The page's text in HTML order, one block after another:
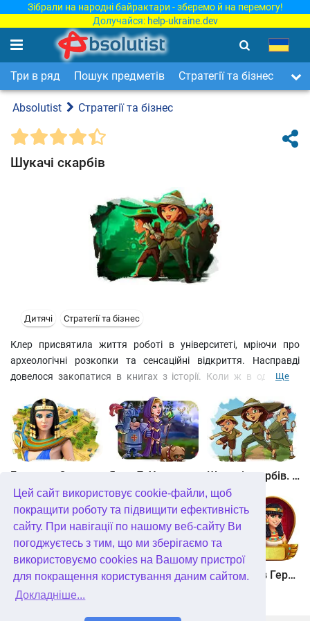
Цей сайт використовує cookie-файли, щоб
покращити роботу та підвищити ефективність
сайту. При навігації по нашому веб-сайту Ви
погоджуєтесь з тим, що ми зберігаємо та
використовуємо cookies на Вашому пристрої
для покращення користування даним сайтом.
Докладніше...
Зібрали на народні байрактари - зберемо й на перемогу!
Долучайся: help-ukraine.dev
Три в ряд Пошук предметів Стратегії та бізнес
Absolutist Стратегії та бізнес
Шукачі скарбів
Дитячі Стратегії та бізнес
Клер присвятила життя роботі в університеті, мріючи про
археологічні розкопки та сенсаційні відкриття. Насправді
довелося закопатися в книгах з історії. Коли ж в одному з
Тонаков, то не сумніваючись ні хвилини вирушає в експедицію
з невеликою групою вчених. Разом їм належить пробиратися
через джунглі та пустелі, відновлювати зруйновані статуї та
позбавлятися давніх прокльонів. Ах так, і зберегти безцінні
наукові відкриття від менш чесних шукачів скарбів…
Ще
Шукачі скарбів. Камінь душі
Шукачі скарбів. Сніжна королева. колекційне видання Алісія Квотермейн 3. Таємниця палаючого золота. колекційне видання 12 подвигів Геракла. Як я зустрів Мегару. колекційне видання